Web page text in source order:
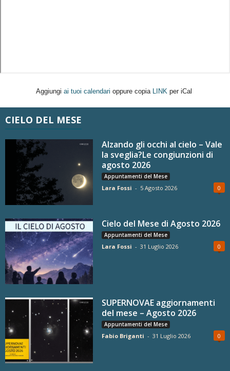
Aggiungi ai tuoi calendari oppure copia LINK per iCal
CIELO DEL MESE
Alzando gli occhi al cielo – Vale
la sveglia?Le congiunzioni di
agosto 2026
Appuntamenti del Mese
Lara Fossi - 5 Agosto 2026 0
Cielo del Mese di Agosto 2026
Appuntamenti del Mese
Lara Fossi - 31 Luglio 2026 0
SUPERNOVAE aggiornamenti
del mese – Agosto 2026
Appuntamenti del Mese
Fabio Briganti - 31 Luglio 2026 0